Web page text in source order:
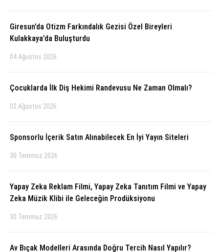
Giresun’da Otizm Farkındalık Gezisi Özel Bireyleri
Kulakkaya’da Buluşturdu
04 Ağustos 2026
Çocuklarda İlk Diş Hekimi Randevusu Ne Zaman Olmalı?
02 Ağustos 2026
Sponsorlu İçerik Satın Alınabilecek En İyi Yayın Siteleri
30 Temmuz 2026
Yapay Zeka Reklam Filmi, Yapay Zeka Tanıtım Filmi ve Yapay
Zeka Müzik Klibi ile Geleceğin Prodüksiyonu
30 Temmuz 2026
Av Bıçak Modelleri Arasında Doğru Tercih Nasıl Yapılır?